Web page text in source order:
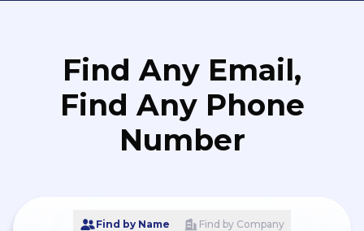
Find Any Email,
Find Any Phone
Number
Find by Name Find by Company